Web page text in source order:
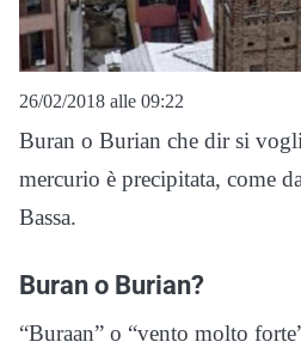
26/02/2018 alle 09:22
Buran o Burian che dir si
mercurio è precipitata, come
Bassa.
Buran o Burian?
“Buraan” o “vento molto